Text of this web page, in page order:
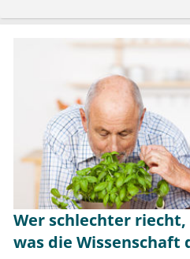
schreiben,müssen uns
wir auch noch auf dem
ungemein die Zufriedenheit für
die Entscheidung in Rente zu
Wer schlechter
was die Wissenschaft